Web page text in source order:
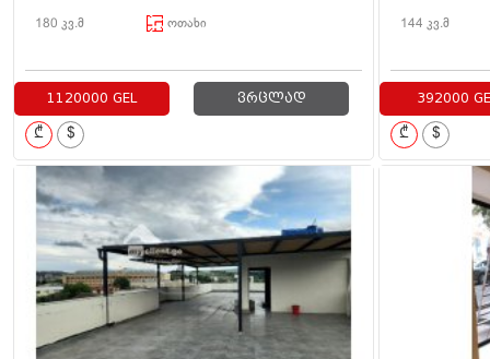
180 კვ.მ ოთახი
1120000 GEL ვრცლად
₾ $
144 კვ.მ
392000
₾ $